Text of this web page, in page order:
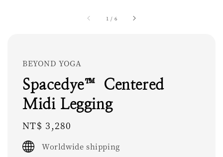
1 / 6
BEYOND YOGA
Spacedye™ Centered
Midi Legging
Regular
price
NT$ 3,280
Worldwide shipping